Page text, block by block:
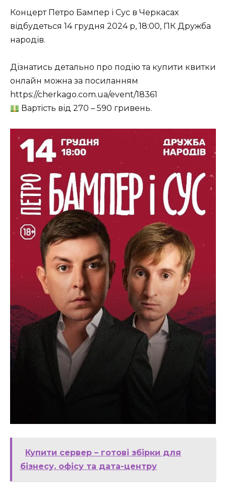
Концерт Петро Бампер і Сус в Черкасах
відбудеться 14 грудня 2024 р, 18:00, ПК Дружба
народів.
Дізнатись детально про подію та купити квитки
онлайн можна за посиланням
https://cherkago.com.ua/event/18361
Вартість від 270 – 590 гривень.
Купити сервер – готові збірки для
бізнесу, офісу та дата-центру